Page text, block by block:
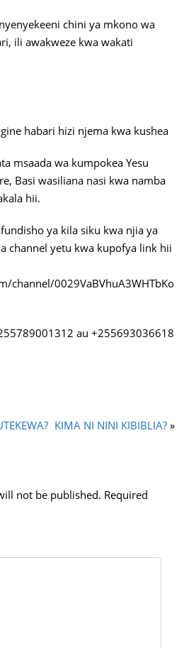
chini ya mkono wa
ili awakweze kwa wakati
habari hizi njema kwa kushea
msaada wa kumpokea Yesu
Basi wasiliana nasi kwa namba
hii.
ya kila siku kwa njia ya
channel yetu kwa kupofya link hii
channel/0029VaBVhuA3WHTbKo
au +255693036618
KIMA NI NINI KIBIBLIA? »
not be published. Required